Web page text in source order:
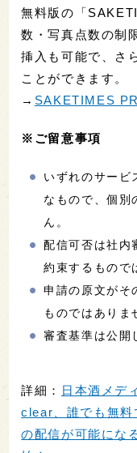
無料版の「
数・写真点数の制
挿入も可能で、さ
ことができます。
→ SAKETIMES
※ご留意事項
いずれのサービ
なもので、個別
ん。
配信可否は社内
約束するもので
申請の原文がそ
ものではありま
審査基準は公開
詳細：
日本酒メデ
clear、誰でも無
の配信が可能にな